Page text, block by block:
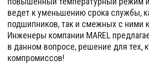
ведет к уменьшению срока службы,
подшипников, так и смежных с ними
Инженеры компании MAREL
в данном вопросе, решение для тех,
компромиссов!